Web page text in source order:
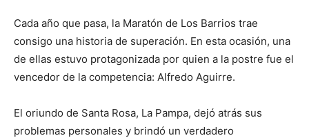
Cada año que pasa, la Maratón de Los Barrios trae
consigo una historia de superación. En esta ocasión, una
de ellas estuvo protagonizada por quien a la postre fue el
vencedor de la competencia: Alfredo Aguirre.
El oriundo de Santa Rosa, La Pampa, dejó atrás sus
problemas personales y brindó un verdadero